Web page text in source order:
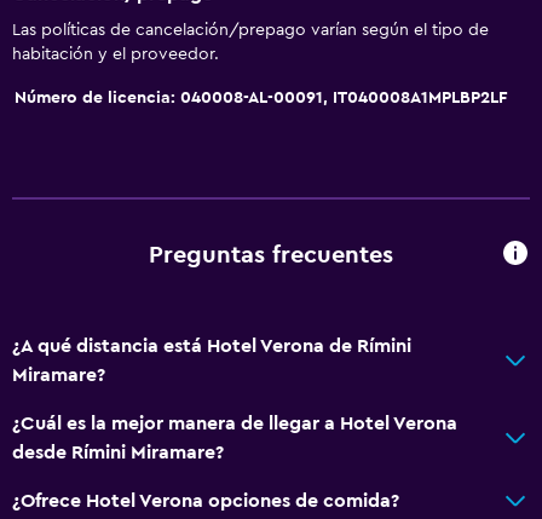
Posibilidad de habitaciones conectadas
Sofá
Teléfono
Espacio de almacenamiento
Accesibilidad y adecuación
Ascensor disponible
Para no fumadores
Almohada sin plumas
Plantas superiores accesibles por ascensor
Plantas superiores accesibles por escaleras
Las políticas de cancelación/prepago varían según el tipo de
habitación y el proveedor.
Número de licencia: 040008-AL-00091, IT040008A1MPLBP2LF
Preguntas frecuentes
¿A qué distancia está Hotel Verona de Rímini
Miramare?
¿Cuál es la mejor manera de llegar a Hotel Verona
desde Rímini Miramare?
¿Ofrece Hotel Verona opciones de comida?